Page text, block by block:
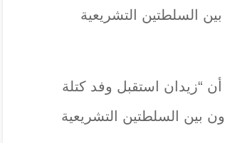
بين السلطتين التشريعية
“زيدان استقبل وفد كتلة
بين السلطتين التشريعية